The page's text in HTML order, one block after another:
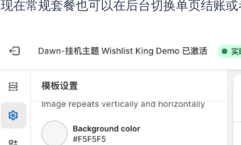
现在常规套餐也可以在后台切换单页结账